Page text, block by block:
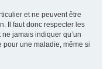
et ne peuvent être
Il faut donc respecter les
jamais indiquer qu’un
pour une maladie, même si